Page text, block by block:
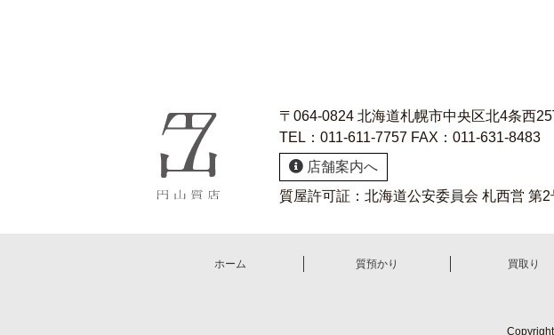
〒064-0824 北海道札幌市中央区北4条西
TEL： 011-611-7757FAX：011-631-8483
店舗案内へ
質屋許可証：北海道公安委員会 札西営 第2
ホーム 質預かり 買取り